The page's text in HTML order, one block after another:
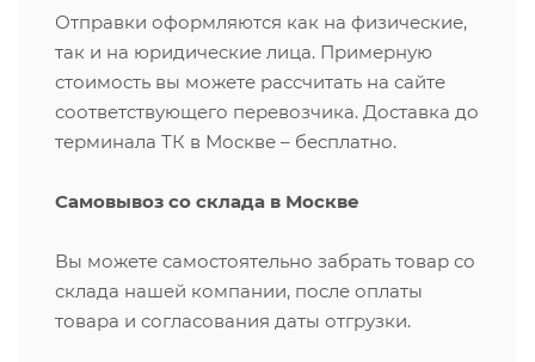
Отправки оформляются как на физические,
так и на юридические лица. Примерную
стоимость вы можете рассчитать на сайте
соответствующего перевозчика. Доставка до
терминала ТК в Москве – бесплатно.
Самовывоз со склада в Москве
Вы можете самостоятельно забрать товар со
склада нашей компании, после оплаты
товара и согласования даты отгрузки.